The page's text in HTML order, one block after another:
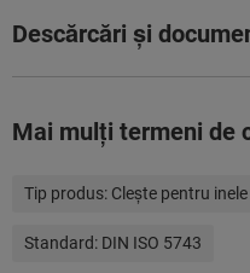
Descărcări și
Mai mulţi termeni de
Tip produs: Cleşte pentru
Standard: DIN ISO 5743